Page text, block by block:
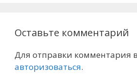
Оставьте комментарий
Для отправки комментария
авторизоваться.